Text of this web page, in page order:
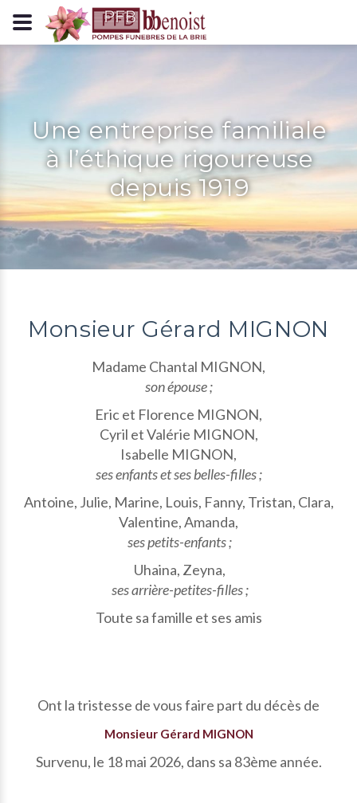
Panneau de gestion des cookies
Une entreprise familiale
à l’éthique rigoureuse
depuis 1919
Monsieur Gérard MIGNON
Madame Chantal MIGNON,
son épouse ;
Eric et Florence MIGNON,
Cyril et Valérie MIGNON,
Isabelle MIGNON,
ses enfants et ses belles-filles ;
Antoine, Julie, Marine, Louis, Fanny, Tristan, Clara,
Valentine, Amanda,
ses petits-enfants ;
Uhaina, Zeyna,
ses arrière-petites-filles ;
Toute sa famille et ses amis
Ont la tristesse de vous faire part du décès de
Monsieur Gérard MIGNON
Survenu, le 18 mai 2026, dans sa 83ème année.